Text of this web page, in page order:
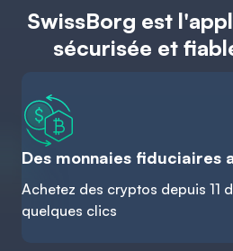
SwissBorg est
sécurisée et
Des monnaies fiduciaires
Achetez des cryptos depuis 11
quelques clics